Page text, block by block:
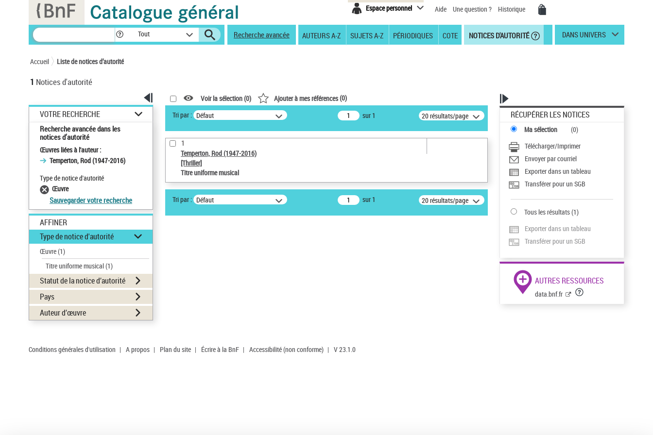
Espace personnel Aide Une question ? Historique
Tout Recherche avancée AUTEURS A-Z SUJETS A-Z PÉRIODIQUES COTE NOTICES D'AUTORITÉ DANS UNIVERS
Accueil Liste de notices d’autorité
1 Notices d'autorité
VOTRE RECHERCHE
Recherche avancée dans les
notices d’autorité
Œuvres liées à l'auteur :
Temperton, Rod (1947-2016)
Type de notice d'autorité
Œuvre
Sauvegarder votre recherche
AFFINER
Type de notice d'autorité
Œuvre(1)
Titre uniforme musical(1)
Statut de la notice d’autorité
Pays
Auteur d’œuvre
Voir la sélection (0) Ajouter à mes références(0)
Tri par : Défaut sur 1 20 résultats/page
1
Temperton, Rod (1947-2016)
[Thriller]
Titre uniforme musical
Tri par : Défaut sur 1 20 résultats/page
RÉCUPÉRER LES NOTICES
Ma sélection (0)
Télécharger/Imprimer
Envoyer par courriel
Exporter dans un tableau
Transférer pour un SGB
Tous les résultats(1)
Exporter dans un tableau
Transférer pour un SGB
AUTRES RESSOURCES
data.bnf.fr
Conditions générales d'utilisation | A propos | Plan du site | Écrire à la BnF | Accessibilité (non conforme) | V 23.1.0
Panneau de gestion des cookies